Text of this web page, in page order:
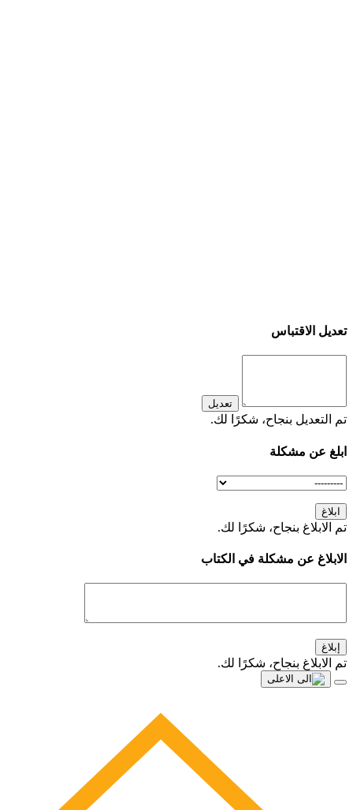
تعديل الاقتباس
تعديل
تم التعديل بنجاح، شكرًا لك.
ابلغ عن مشكلة
ابلاغ
تم الابلاغ بنجاح، شكرًا لك.
الابلاغ عن مشكلة في الكتاب
إبلاغ
تم الابلاغ بنجاح، شكرًا لك.